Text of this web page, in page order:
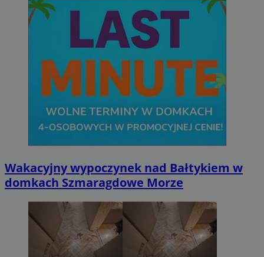
Wakacyjny wypoczynek nad Bałtykiem w
domkach Szmaragdowe Morze